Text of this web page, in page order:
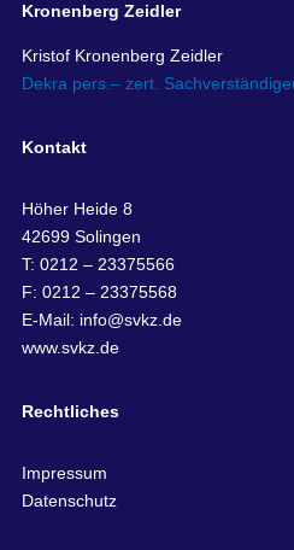
Kronenberg Zeidler
Kristof Kronenberg Zeidler
Dekra pers.– zert.
Kontakt
Höher Heide 8
42699 Solingen
T: 0212 – 23375566
F: 0212 – 23375568
E-Mail: info@svkz.de
www.svkz.de
Rechtliches
Impressum
Datenschutz